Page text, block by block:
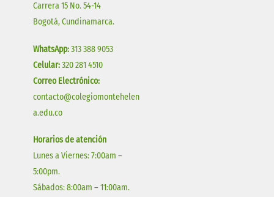
Carrera 15 No. 54-14
Bogotá, Cundinamarca.
WhatsApp:313 388 9053
Celular:320 281 4510
Correo Electrónico:
contacto@colegiomontehelen
a.edu.co
Horarios de atención
Lunes a Viernes: 7:00am –
5:00pm.
Sábados: 8:00am – 11:00am.